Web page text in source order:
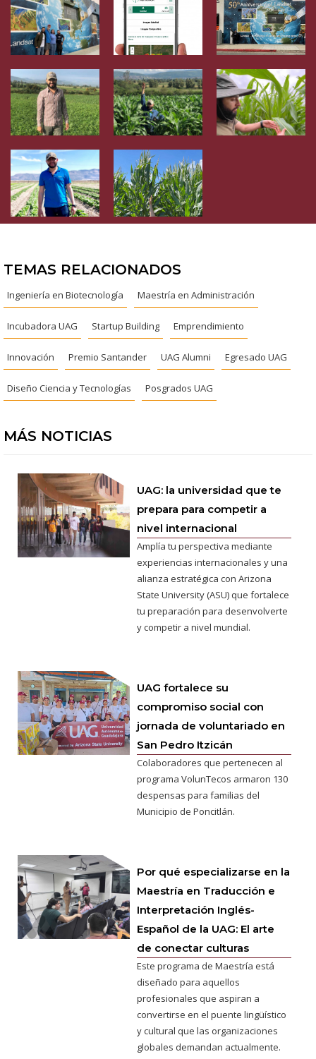
TEMAS RELACIONADOS
Ingeniería en Biotecnología Maestría en Administración
Incubadora UAG Startup Building Emprendimiento
Innovación Premio Santander UAG Alumni Egresado UAG
Diseño Ciencia y Tecnologías Posgrados UAG
MÁS NOTICIAS
UAG: la universidad que te
prepara para competir a
nivel internacional
Amplía tu perspectiva mediante
experiencias internacionales y una
alianza estratégica con Arizona
State University (ASU) que fortalece
tu preparación para desenvolverte
y competir a nivel mundial.
UAG fortalece su
compromiso social con
jornada de voluntariado en
San Pedro Itzicán
Colaboradores que pertenecen al
programa VolunTecos armaron 130
despensas para familias del
Municipio de Poncitlán.
Por qué especializarse en la
Maestría en Traducción e
Interpretación Inglés-
Español de la UAG: El arte
de conectar culturas
Este programa de Maestría está
diseñado para aquellos
profesionales que aspiran a
convertirse en el puente lingüístico
y cultural que las organizaciones
globales demandan actualmente.